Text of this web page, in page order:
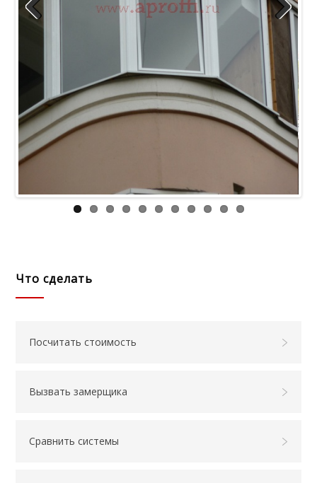
Next
Что сделать
Посчитать стоимость
Вызвать замерщика
Сравнить системы